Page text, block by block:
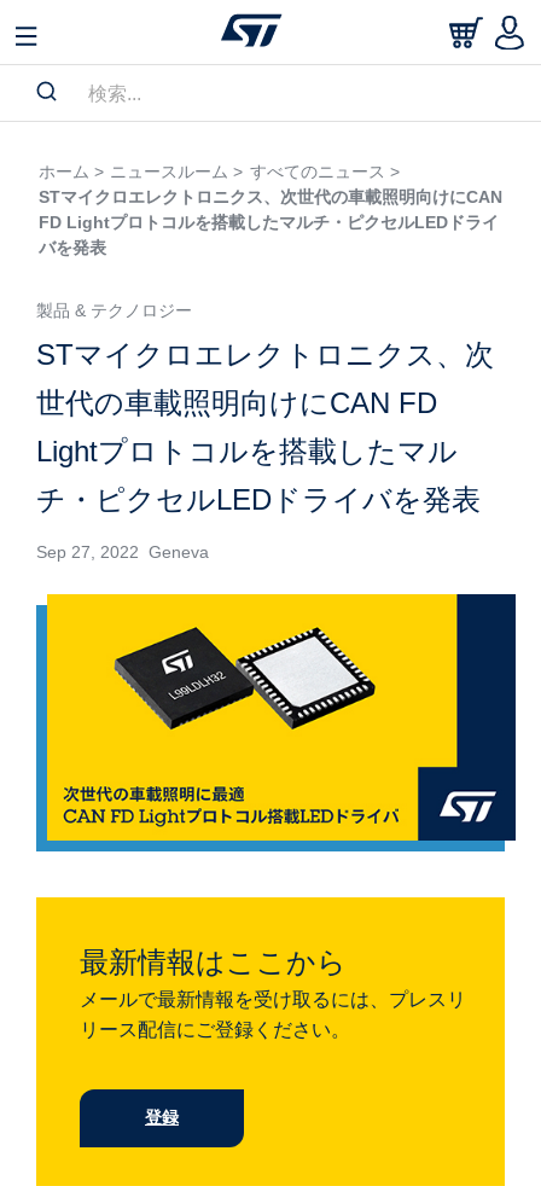
ホーム > ニュースルーム > すべてのニュース >
STマイクロエレクトロニクス、次世代の車載照明向けにCAN
FD Lightプロトコルを搭載したマルチ・ピクセルLEDドライ
バを発表
製品 & テクノロジー
STマイクロエレクトロニクス、次
世代の車載照明向けにCAN FD
Lightプロトコルを搭載したマル
チ・ピクセルLEDドライバを発表
Sep 27, 2022 Geneva
最新情報はここから
メールで最新情報を受け取るには、プレスリ
リース配信にご登録ください。
登録